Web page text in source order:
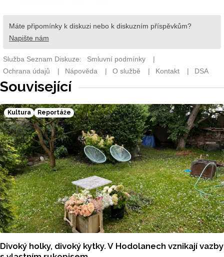
Související
Kultura Reportáže
Divoký holky, divoký kytky. V Hodolanech vznikají vazby